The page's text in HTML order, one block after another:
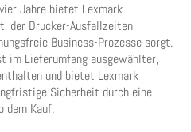
Jahre bietet Lexmark
der Drucker-Ausfallzeiten
Business-Prozesse sorgt.
im Lieferumfang ausgewählter,
und bietet Lexmark
Sicherheit durch eine
dem Kauf.